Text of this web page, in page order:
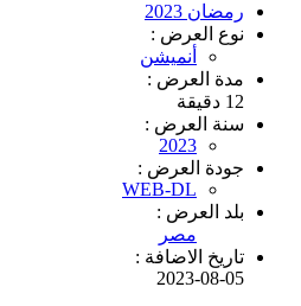
رمضان 2023
نوع العرض :
أنميشن
مدة العرض :
12 دقيقة
سنة العرض :
2023
جودة العرض :
WEB-DL
بلد العرض :
مصر
تاريخ الاضافة :
2023-08-05